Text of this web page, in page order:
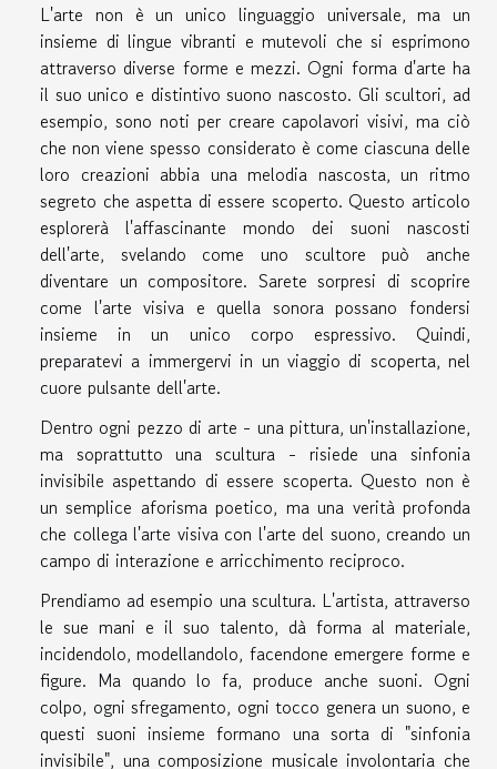
L'arte non è un unico linguaggio universale, ma un
insieme di lingue vibranti e mutevoli che si esprimono
attraverso diverse forme e mezzi. Ogni forma d'arte ha
il suo unico e distintivo suono nascosto. Gli scultori, ad
esempio, sono noti per creare capolavori visivi, ma ciò
che non viene spesso considerato è come ciascuna delle
loro creazioni abbia una melodia nascosta, un ritmo
segreto che aspetta di essere scoperto. Questo articolo
esplorerà l'affascinante mondo dei suoni nascosti
dell'arte, svelando come uno scultore può anche
diventare un compositore. Sarete sorpresi di scoprire
come l'arte visiva e quella sonora possano fondersi
insieme in un unico corpo espressivo. Quindi,
preparatevi a immergervi in un viaggio di scoperta, nel
cuore pulsante dell'arte.
Dentro ogni pezzo di arte - una pittura, un'installazione,
ma soprattutto una scultura - risiede una sinfonia
invisibile aspettando di essere scoperta. Questo non è
un semplice aforisma poetico, ma una verità profonda
che collega l'arte visiva con l'arte del suono, creando un
campo di interazione e arricchimento reciproco.
Prendiamo ad esempio una scultura. L'artista, attraverso
le sue mani e il suo talento, dà forma al materiale,
incidendolo, modellandolo, facendone emergere forme e
figure. Ma quando lo fa, produce anche suoni. Ogni
colpo, ogni sfregamento, ogni tocco genera un suono, e
questi suoni insieme formano una sorta di "sinfonia
invisibile", una composizione musicale involontaria che